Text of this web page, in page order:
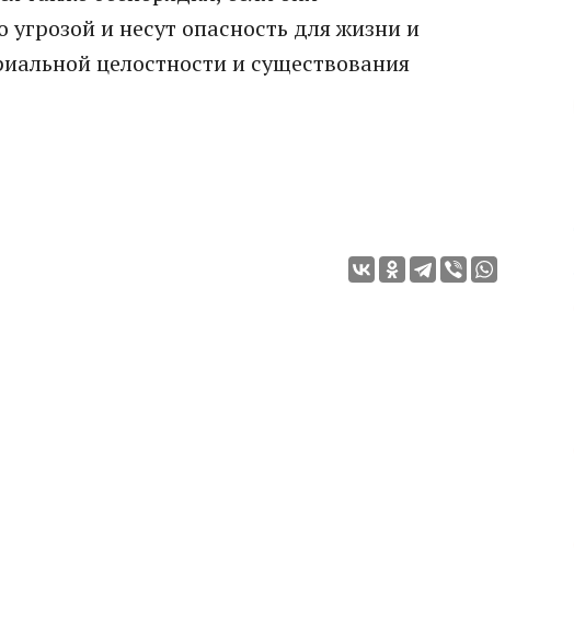
и несут опасность для жизни и
целостности и существования